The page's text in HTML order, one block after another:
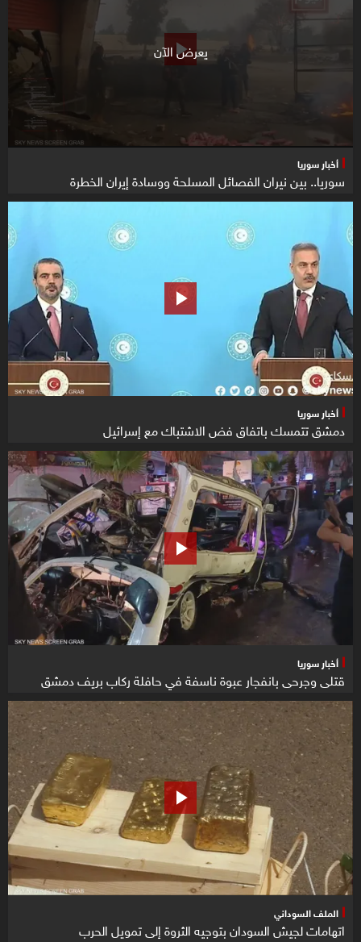
يعرض الآن
أخبار سوريا
سوريا.. بين نيران الفصائل المسلحة ووسادة إيران الخطرة
أخبار سوريا
دمشق تتمسك باتفاق فض الاشتباك مع إسرائيل
أخبار سوريا
قتلى وجرحى بانفجار عبوة ناسفة في حافلة ركاب بريف دمشق
الملف السوداني
اتهامات لجيش السودان بتوجيه الثروة إلى تمويل الحرب